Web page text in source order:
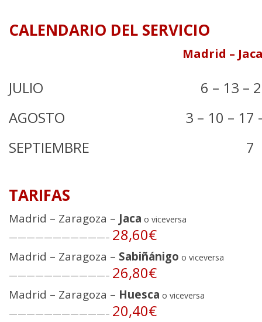
CALENDARIO DEL SERVICIO
Madrid –
JULIO
6 – 13 –
AGOSTO
3 – 10 – 17
SEPTIEMBRE
7
TARIFAS
Madrid – Zaragoza – Jaca o viceversa
———————————– 28,60€
Madrid – Zaragoza – Sabiñánigo o viceversa
———————————– 26,80€
Madrid – Zaragoza – Huesca o viceversa
———————————– 20,40€